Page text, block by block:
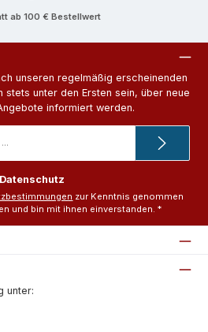
ab 100 € Bestellwert
unseren regelmäßig erscheinenden
stets unter den Ersten sein, über neue
informiert werden.
Datenschutz
zur Kenntnis genommen
und bin mit ihnen einverstanden. *
unter: